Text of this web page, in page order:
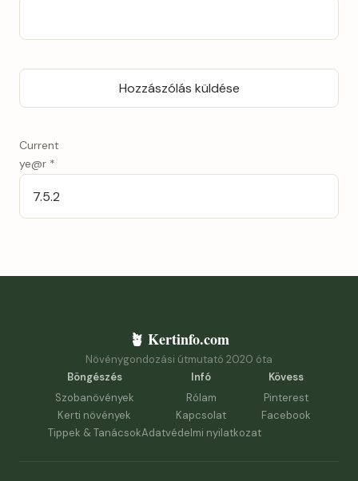
Current
ye@r *
🪴 Kertinfo.com
Növénygondozási útmutató 2020 óta
Böngészés
Szobanövények
Kerti növények
Tippek & Tanácsok
Infó
Rólam
Kapcsolat
Adatvédelmi nyilatkozat
Kövess
Pinterest
Facebook